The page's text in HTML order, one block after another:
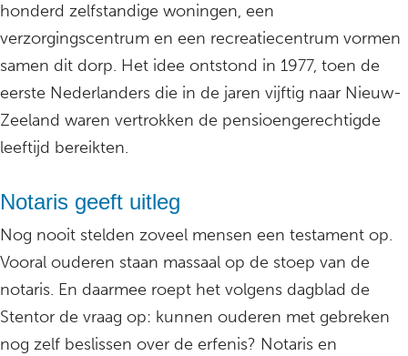
honderd zelfstandige woningen, een
verzorgingscentrum en een recreatiecentrum vormen
samen dit dorp. Het idee ontstond in 1977, toen de
eerste Nederlanders die in de jaren vijftig naar Nieuw-
Zeeland waren vertrokken de pensioengerechtigde
leeftijd bereikten.
Notaris geeft uitleg
Nog nooit stelden zoveel mensen een testament op.
Vooral ouderen staan massaal op de stoep van de
notaris. En daarmee roept het volgens dagblad de
Stentor de vraag op: kunnen ouderen met gebreken
nog zelf beslissen over de erfenis? Notaris en